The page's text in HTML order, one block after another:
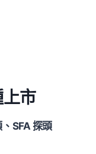
市
SFA 探頭